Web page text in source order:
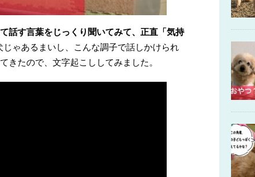
話す言葉をじっくり聞いてみて、正直「気持
ゃあるまいし、こんな調子で話しかけられ
きたので、文字起こししてみました。